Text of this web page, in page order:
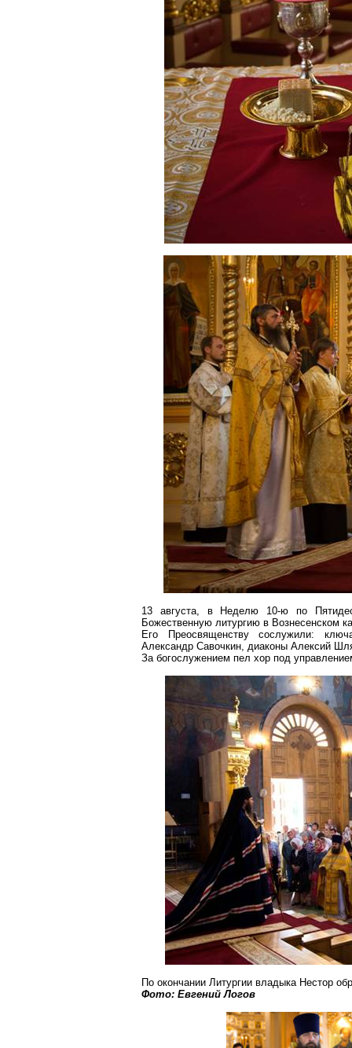
13 августа, в Неделю 10-ю по
Божественную литургию в Вознесенском
Его Преосвященству сослужили:
Александр Савочкин, диаконы Алексий
За богослужением пел хор под
По окончании Литургии владыка Нестор
Фото: Евгений Логов